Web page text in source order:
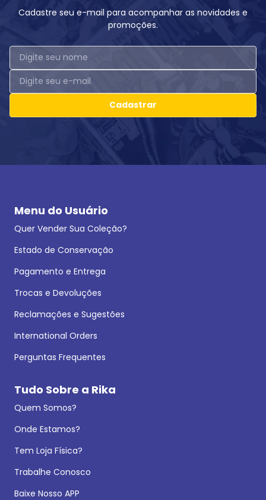
Cadastre seu e-mail para acompanhar as novidades e
promoções.
Cadastrar
Menu do Usuário
Quer Vender Sua Coleção?
Estado de Conservação
Pagamento e Entrega
Trocas e Devoluções
Reclamações e Sugestões
International Orders
Perguntas Frequentes
Tudo Sobre a Rika
Quem Somos?
Onde Estamos?
Tem Loja Física?
Trabalhe Conosco
Baixe Nosso APP